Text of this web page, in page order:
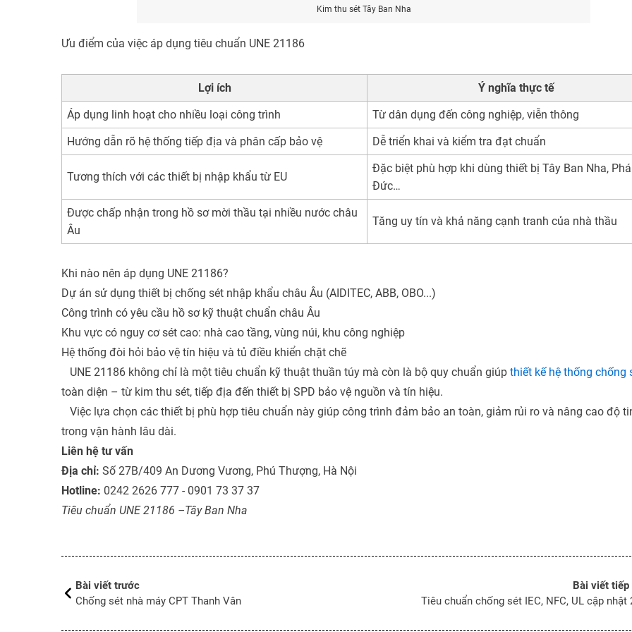
Kim thu sét Tây Ban Nha
Ưu điểm của việc áp dụng tiêu chuẩn UNE 21186
Lợi ích
Ý nghĩa thực tế
Áp dụng linh hoạt cho nhiều loại công trình
Từ dân dụng đến công nghiệp, viễn thông
Hướng dẫn rõ hệ thống tiếp địa và phân cấp bảo vệ
Dễ triển khai và kiểm tra đạt chuẩn
Tương thích với các thiết bị nhập khẩu từ EU
Đặc biệt phù hợp khi dùng thiết bị Tây Ban Nha,
Đức…
Được chấp nhận trong hồ sơ mời thầu tại nhiều nước châu
Âu
Tăng uy tín và khả năng cạnh tranh của nhà thầu
Khi nào nên áp dụng UNE 21186?
Dự án sử dụng thiết bị chống sét nhập khẩu châu Âu (AIDITEC, ABB, OBO...)
Công trình có yêu cầu hồ sơ kỹ thuật chuẩn châu Âu
Khu vực có nguy cơ sét cao: nhà cao tầng, vùng núi, khu công nghiệp
Hệ thống đòi hỏi bảo vệ tín hiệu và tủ điều khiển chặt chẽ
UNE 21186 không chỉ là một tiêu chuẩn kỹ thuật thuần túy mà còn là bộ quy chuẩn giúp thiết kế hệ thống chống
toàn diện – từ kim thu sét, tiếp địa đến thiết bị SPD bảo vệ nguồn và tín hiệu.
Việc lựa chọn các thiết bị phù hợp tiêu chuẩn này giúp công trình đảm bảo an toàn, giảm rủi ro và nâng cao độ
trong vận hành lâu dài.
Liên hệ tư vấn
Địa chỉ: Số 27B/409 An Dương Vương, Phú Thượng, Hà Nội
Hotline: 0242 2626 777 - 0901 73 37 37
Tiêu chuẩn UNE 21186 –Tây Ban Nha
Bài viết trước
Chống sét nhà máy CPT Thanh Vân
Bài viết tiếp
Tiêu chuẩn chống sét IEC, NFC, UL cập nhật